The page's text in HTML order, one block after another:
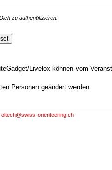
zu authentifizieren:
Livelox können vom
Personen geändert werden.
oltech@swiss-orienteering.ch